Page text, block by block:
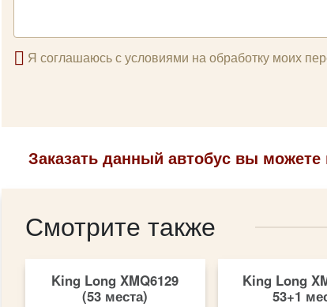
Я соглашаюсь с условиями на обработку моих
Заказать данный автобус вы
Смотрите также
King Long XMQ6129
(53 места)
King Long
53+1